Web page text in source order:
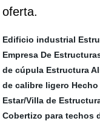
oferta.
Edificio industrial
Empresa De
de cúpula Estructura
de calibre ligero
Estar/Villa de
Cobertizo para techos